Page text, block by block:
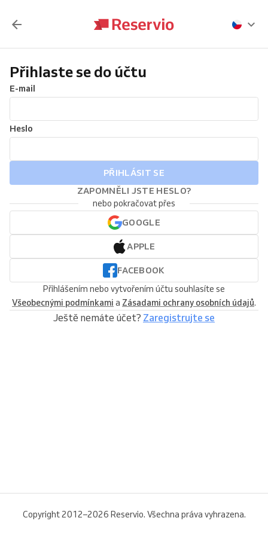
Přihlaste se do účtu
E-mail
Heslo
PŘIHLÁSIT SE
ZAPOMNĚLI JSTE HESLO?
nebo pokračovat přes
GOOGLE
APPLE
FACEBOOK
Přihlášením nebo vytvořením účtu souhlasíte se
Všeobecnými podmínkami a Zásadami ochrany osobních údajů.
Ještě nemáte účet? Zaregistrujte se
Copyright 2012–2026 Reservio. Všechna práva vyhrazena.